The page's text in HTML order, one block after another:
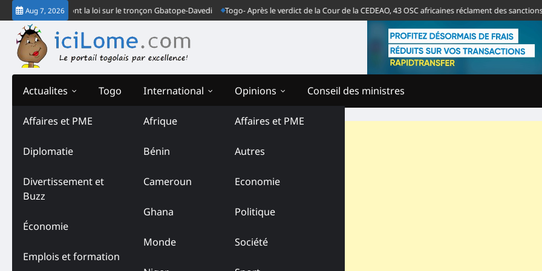
Skip
to
content
Aug 7, 2026
font la loi sur le tronçon Gbatope-Davedi Togo- Après le verdict de la Cour de la CEDEAO, 43 OSC africaines réclament des sanctions
Actualites
Affaires et PME
Diplomatie
Divertissement et
Buzz
Économie
Emplois et formation
Togo International
Afrique
Bénin
Cameroun
Ghana
Monde
Opinions
Affaires et PME
Autres
Economie
Politique
Société
Conseil des ministres